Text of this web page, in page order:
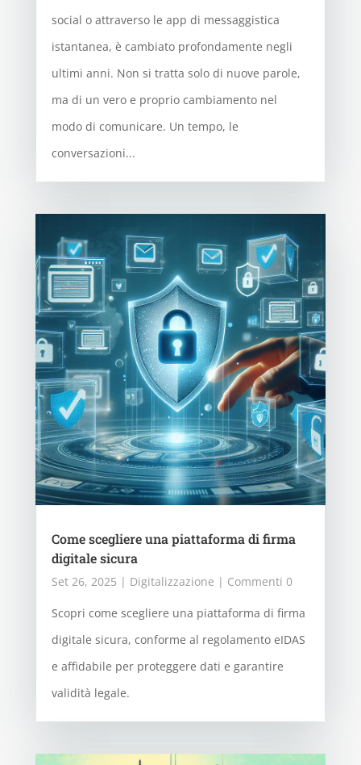
social o attraverso le app di messaggistica
istantanea, è cambiato profondamente negli
ultimi anni. Non si tratta solo di nuove parole,
ma di un vero e proprio cambiamento nel
modo di comunicare. Un tempo, le
conversazioni...
Come scegliere una piattaforma di firma
digitale sicura
Set 26, 2025 | Digitalizzazione | Commenti 0
Scopri come scegliere una piattaforma di firma
digitale sicura, conforme al regolamento eIDAS
e affidabile per proteggere dati e garantire
validità legale.